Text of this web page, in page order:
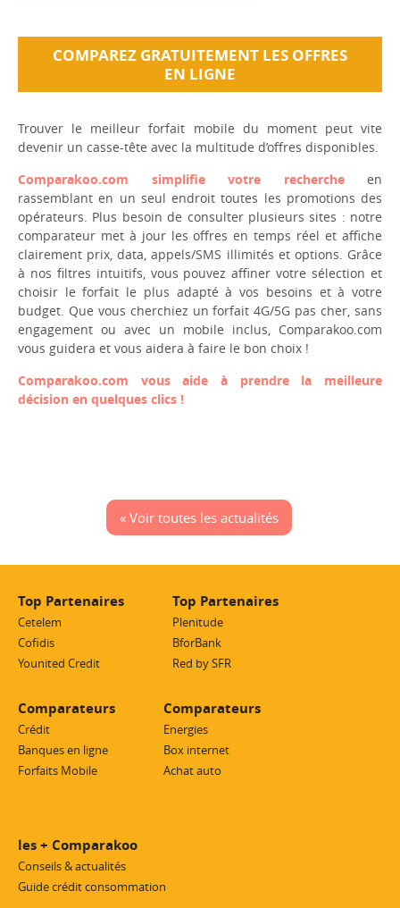
COMPAREZ GRATUITEMENT LES OFFRES
EN LIGNE
Trouver le meilleur forfait mobile du moment peut vite
devenir un casse-tête avec la multitude d’offres disponibles.
Comparakoo.com simplifie votre rechercheen
rassemblant en un seul endroit toutes les promotions des
opérateurs. Plus besoin de consulter plusieurs sites : notre
comparateur met à jour les offres en temps réel et affiche
clairement prix, data, appels/SMS illimités et options. Grâce
à nos filtres intuitifs, vous pouvez affiner votre sélection et
choisir le forfait le plus adapté à vos besoins et à votre
budget. Que vous cherchiez un forfait 4G/5G pas cher, sans
engagement ou avec un mobile inclus, Comparakoo.com
vous guidera et vous aidera à faire le bon choix !
Comparakoo.com vous aide à prendre la meilleure
décision en quelques clics !
« Voir toutes les actualités
Top Partenaires
Cetelem
Cofidis
Younited Credit
Top Partenaires
Plenitude
BforBank
Red by SFR
Comparateurs
Crédit
Banques en ligne
Forfaits Mobile
Comparateurs
Energies
Box internet
Achat auto
les + Comparakoo
Conseils & actualités
Guide crédit consommation